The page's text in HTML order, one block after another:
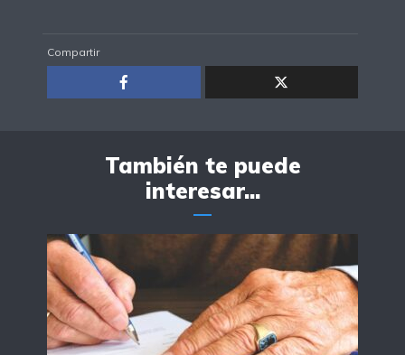
Compartir
También te puede
interesar...